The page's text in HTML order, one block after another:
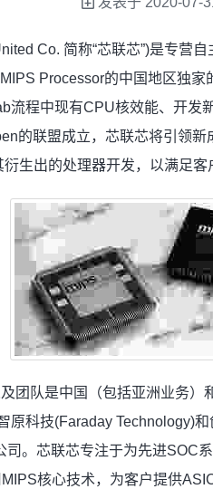
Co. 简称“芯联芯”)是专营
Processor的中国地区独
流程中现有CPU核效能、开发
的联盟成立，芯联芯将引领
生出的处理器开发，以满足客
团队是中国（包括亚洲业务）
原科技(Faraday Technology)
。芯联芯专注于为先进SOC
核心技术，为客户提供